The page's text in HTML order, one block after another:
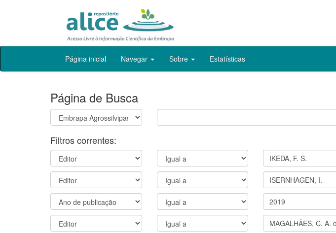
Skip
Página inicial Navegar Sobre Estatísticas
Página de Busca
Filtros correntes: